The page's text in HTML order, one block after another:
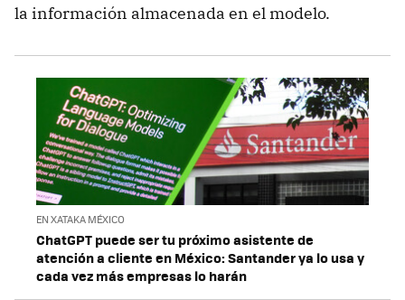
la información almacenada en el modelo.
EN XATAKA MÉXICO
ChatGPT puede ser tu próximo asistente de
atención a cliente en México: Santander ya lo usa y
cada vez más empresas lo harán